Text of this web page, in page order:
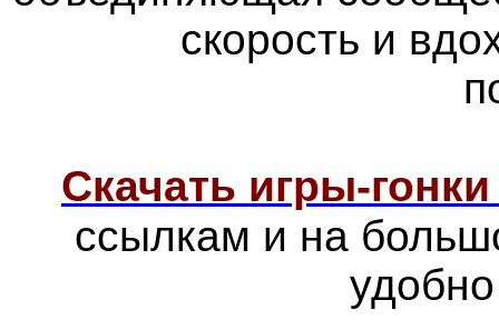
скорость и
Скачать игры-
ссылкам и на